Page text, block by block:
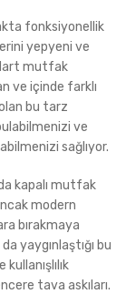
fonksiyonellik
yepyeni ve
mutfak
ve içinde farklı
bu tarz
ve
sağlıyor.
kapalı mutfak
modern
bırakmaya
yaygınlaştığı bu
tava askıları.